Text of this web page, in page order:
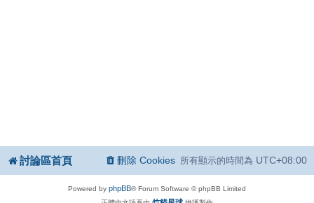
討論區首頁 所有顯示的時間為 UTC+08:00
刪除 Cookies
Powered by phpBB® Forum Software © phpBB Limited